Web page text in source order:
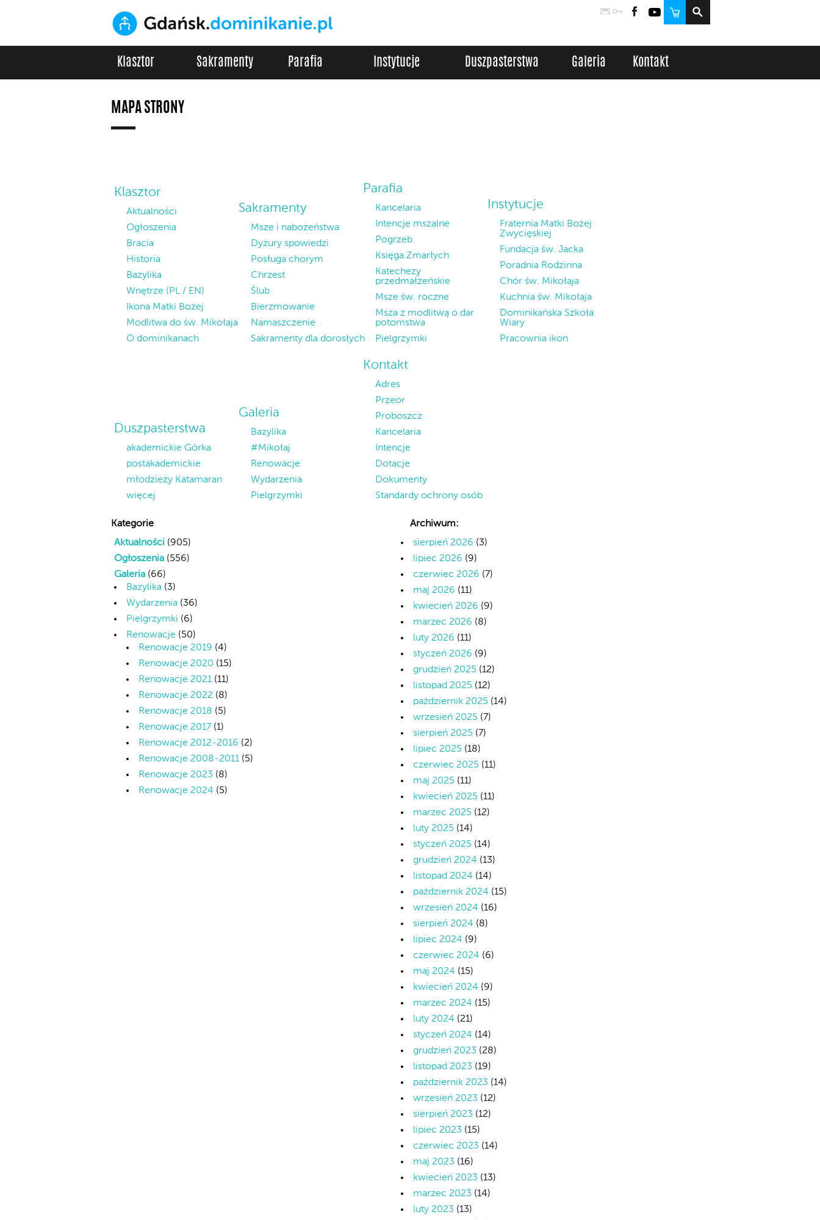
PocztaLogowanie
FacebookYouTube
Sklep
Klasztor Sakramenty Parafia Instytucje Duszpasterstwa Galeria Kontakt
MAPA STRONY
Klasztor
Aktualności
Ogłoszenia
Bracia
Historia
Bazylika
Wnętrze (PL / EN)
Ikona Matki Bożej
Modlitwa do św. Mikołaja
O dominikanach
Sakramenty
Msze i nabożeństwa
Dyżury spowiedzi
Posługa chorym
Chrzest
Ślub
Bierzmowanie
Namaszczenie
Sakramenty dla dorosłych
Parafia
Kancelaria
Intencje mszalne
Pogrzeb
Księga Zmarłych
Katechezy
przedmałżeńskie
Msze św. roczne
Msza z modlitwą o dar
potomstwa
Pielgrzymki
Instytucje
Fraternia Matki Bożej
Zwycięskiej
Fundacja św. Jacka
Poradnia Rodzinna
Chór św. Mikołaja
Kuchnia św. Mikołaja
Dominikańska Szkoła
Wiary
Pracownia ikon
Duszpasterstwa
akademickie Górka
postakademickie
młodzieży Katamaran
więcej
Galeria
Bazylika
#Mikołaj
Renowacje
Wydarzenia
Pielgrzymki
Kontakt
Adres
Przeor
Proboszcz
Kancelaria
Intencje
Dotacje
Dokumenty
Standardy ochrony osób
Kategorie
Aktualności (905)
Ogłoszenia (556)
Galeria (66)
Bazylika (3)
Wydarzenia (36)
Pielgrzymki (6)
Renowacje (50)
Renowacje 2019 (4)
Renowacje 2020 (15)
Renowacje 2021 (11)
Renowacje 2022 (8)
Renowacje 2018 (5)
Renowacje 2017 (1)
Renowacje 2012-2016 (2)
Renowacje 2008-2011 (5)
Renowacje 2023 (8)
Renowacje 2024 (5)
Archiwum:
sierpień 2026 (3)
lipiec 2026 (9)
czerwiec 2026 (7)
maj 2026 (11)
kwiecień 2026 (9)
marzec 2026 (8)
luty 2026 (11)
styczeń 2026 (9)
grudzień 2025 (12)
listopad 2025 (12)
październik 2025 (14)
wrzesień 2025 (7)
sierpień 2025 (7)
lipiec 2025 (18)
czerwiec 2025 (11)
maj 2025 (11)
kwiecień 2025 (11)
marzec 2025 (12)
luty 2025 (14)
styczeń 2025 (14)
grudzień 2024 (13)
listopad 2024 (14)
październik 2024 (15)
wrzesień 2024 (16)
sierpień 2024 (8)
lipiec 2024 (9)
czerwiec 2024 (6)
maj 2024 (15)
kwiecień 2024 (9)
marzec 2024 (15)
luty 2024 (21)
styczeń 2024 (14)
grudzień 2023 (28)
listopad 2023 (19)
październik 2023 (14)
wrzesień 2023 (12)
sierpień 2023 (12)
lipiec 2023 (15)
czerwiec 2023 (14)
maj 2023 (16)
kwiecień 2023 (13)
marzec 2023 (14)
luty 2023 (13)